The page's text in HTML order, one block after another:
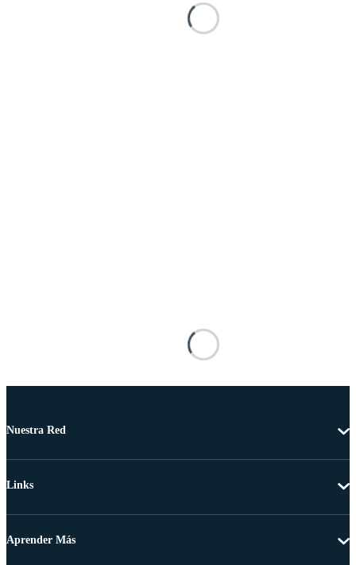
Nuestra Red
Links
Aprender Más